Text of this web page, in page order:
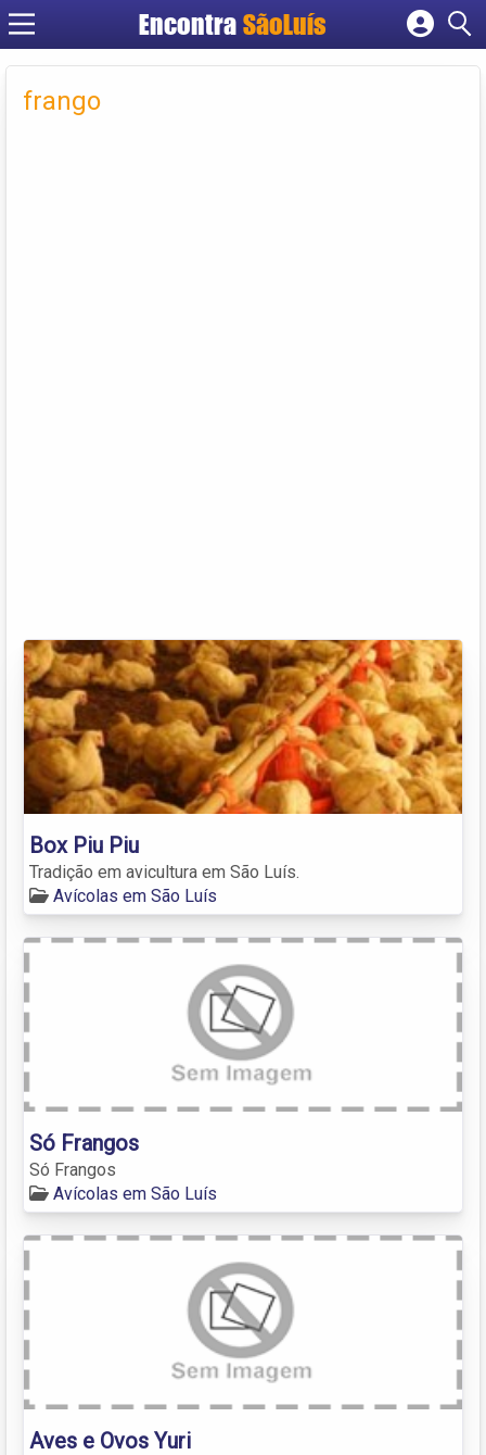
Encontra SãoLuís
Cadastrar empresa
frango
Box Piu Piu
Tradição em avicultura em São Luís.
Avícolas em São Luís
Só Frangos
Só Frangos
Avícolas em São Luís
Aves e Ovos Yuri